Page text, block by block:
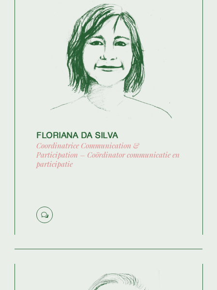
FLORIANA DA SILVA
Coordinatrice Communication &
Participation – Coördinator communicatie en
participatie